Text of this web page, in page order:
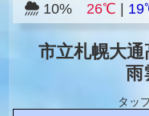
10% 26℃
市立札幌大
雨
タッ